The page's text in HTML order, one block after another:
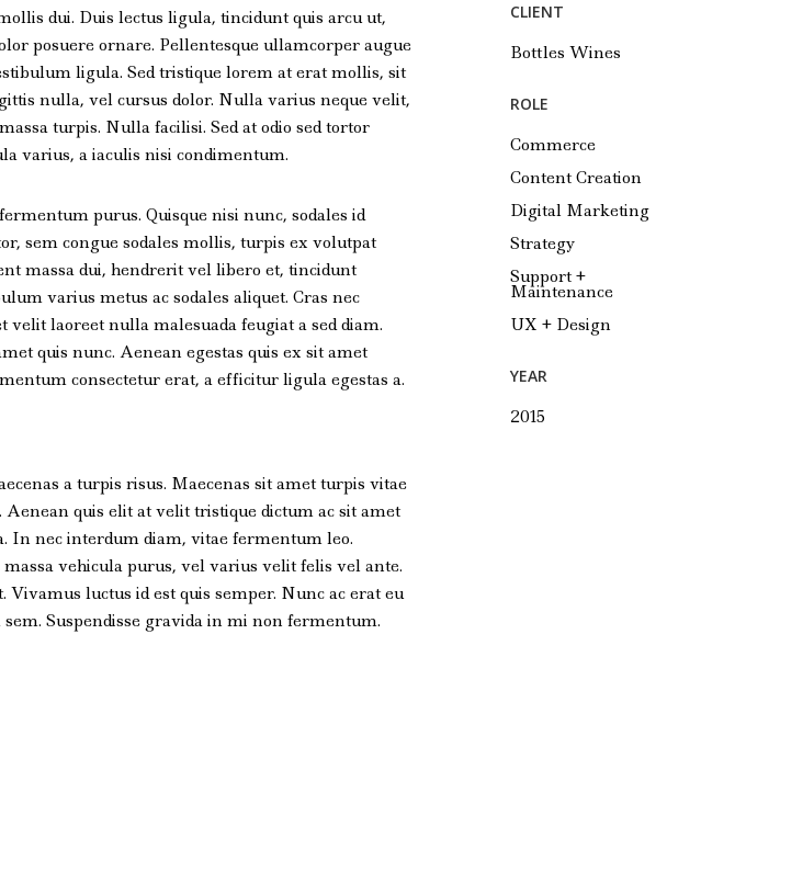
dui. Duis lectus ligula, tincidunt quis arcu ut,
posuere ornare. Pellentesque ullamcorper augue
ligula. Sed tristique lorem at erat mollis, sit
nulla, vel cursus dolor. Nulla varius neque velit,
turpis. Nulla facilisi. Sed at odio sed tortor
varius, a iaculis nisi condimentum.
purus. Quisque nisi nunc, sodales id
sem congue sodales mollis, turpis ex volutpat
massa dui, hendrerit vel libero et, tincidunt
varius metus ac sodales aliquet. Cras nec
laoreet nulla malesuada feugiat a sed diam.
quis nunc. Aenean egestas quis ex sit amet
consectetur erat, a efficitur ligula egestas a.
a turpis risus. Maecenas sit amet turpis vitae
quis elit at velit tristique dictum ac sit amet
In nec interdum diam, vitae fermentum leo.
vehicula purus, vel varius velit felis vel ante.
luctus id est quis semper. Nunc ac erat eu
Suspendisse gravida in mi non fermentum.
CLIENT
Bottles Wines
ROLE
Commerce
Content Creation
Digital Marketing
Strategy
Support +
Maintenance
UX + Design
YEAR
2015